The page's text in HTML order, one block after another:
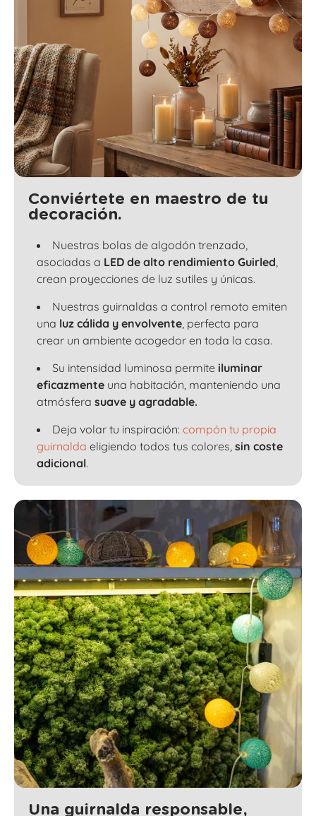
Conviértete en maestro de tu
decoración.
Nuestras bolas de algodón trenzado,
asociadas a LED de alto rendimiento Guirled
crean proyecciones de luz sutiles y únicas.
Nuestras guirnaldas a control remoto emiten
una luz cálida y envolvente , perfecta para
crear un ambiente acogedor en toda la casa.
Su intensidad luminosa permite iluminar
eficazmente una habitación, manteniendo una
atmósfera suave y agradable.
Deja volar tu inspiración: compón tu propia
guirnalda eligiendo todos tus colores, sin coste
adicional.
Una guirnalda responsable,